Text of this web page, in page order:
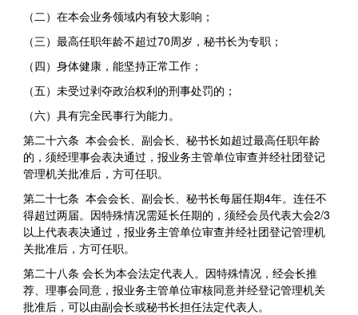
（二）在本会业务领域内有较大影响；
（三）最高任职年龄不超过70周岁，秘书长为专职；
（四）身体健康，能坚持正常工作；
（五）未受过剥夺政治权利的刑事处罚的；
（六）具有完全民事行为能力。
第二十六条 本会会长、副会长、秘书长如超过最高任职年龄
的，须经理事会表决通过，报业务主管单位审查并经社团登记
管理机关批准后，方可任职。
第二十七条 本会会长、副会长、秘书长每届任期4年。连任不
得超过两届。因特殊情况需延长任期的，须经会员代表大会2/3
以上代表表决通过，报业务主管单位审查并经社团登记管理机
关批准后，方可任职。
第二十八条 会长为本会法定代表人。因特殊情况，经会长推
荐、理事会同意，报业务主管单位审核同意并经登记管理机关
批准后，可以由副会长或秘书长担任法定代表人。